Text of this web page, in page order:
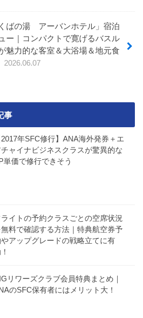
くばの湯 アーバンホテル」宿泊
ー｜コンパクトで寛げるバスル
魅力的な客室＆大浴場＆地元食
2026.06.07
事
2017年SFC修行】ANA海外発券＋エ
チャイナビジネスクラスが驚異的な
単価で修行できそう
ライトの予約クラスごとの空席状況
無料で確認する方法｜特典航空券予
アップグレードの戦略立てに有
リワーズクラブ会員特典まとめ｜
のSFC保有者にはメリット大！